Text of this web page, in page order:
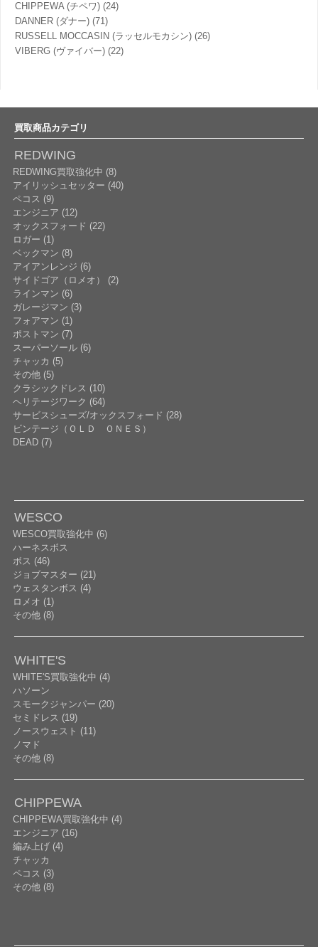
CHIPPEWA (チペワ) (24)
DANNER (ダナー) (71)
RUSSELL MOCCASIN (ラッセルモカシン) (26)
VIBERG (ヴァイバー) (22)
買取商品カテゴリ
REDWING
REDWING買取強化中 (8)
アイリッシュセッター (40)
ペコス (9)
エンジニア (12)
オックスフォード (22)
ロガー (1)
ベックマン (8)
アイアンレンジ (6)
サイドゴア（ロメオ） (2)
ラインマン (6)
ガレージマン (3)
フォアマン (1)
ポストマン (7)
スーパーソール (6)
チャッカ (5)
その他 (5)
クラシックドレス (10)
ヘリテージワーク (64)
サービスシューズ/オックスフォード (28)
ビンテージ（ＯＬＤ ＯＮＥＳ）
DEAD (7)
WESCO
WESCO買取強化中 (6)
ハーネスボス
ボス (46)
ジョブマスター (21)
ウェスタンボス (4)
ロメオ (1)
その他 (8)
WHITE'S
WHITE'S買取強化中 (4)
ハソーン
スモークジャンパー (20)
セミドレス (19)
ノースウェスト (11)
ノマド
その他 (8)
CHIPPEWA
CHIPPEWA買取強化中 (4)
エンジニア (16)
編み上げ (4)
チャッカ
ペコス (3)
その他 (8)